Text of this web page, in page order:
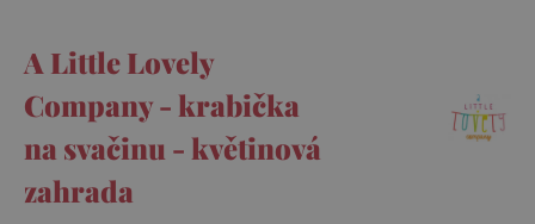
A Little Lovely
Company - krabička
na svačinu - květinová
zahrada